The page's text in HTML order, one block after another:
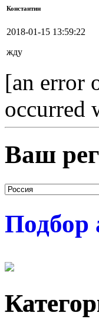
Константин
2018-01-15 13:59:22
жду
[an error
occurred
Ваш
Подбор